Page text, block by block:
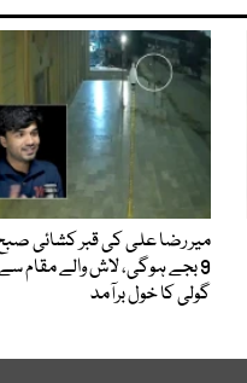
میر رضا علی کی قبر کشائی
9 بجے ہوگی، لاش والے مقام
گولی کا خول برآمد